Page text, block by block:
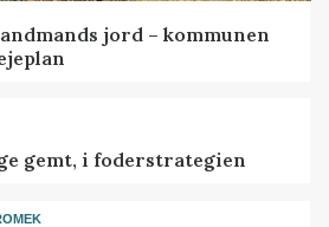
jord – kommunen
gemt, i foderstrategien